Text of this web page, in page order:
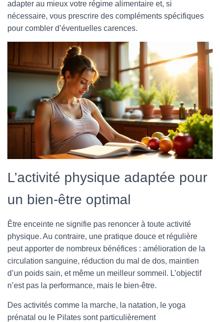
adapter au mieux votre régime alimentaire et, si
nécessaire, vous prescrire des compléments spécifiques
pour combler d’éventuelles carences.
L’activité physique adaptée pour
un bien-être optimal
Être enceinte ne signifie pas renoncer à toute activité
physique. Au contraire, une pratique douce et régulière
peut apporter de nombreux bénéfices : amélioration de la
circulation sanguine, réduction du mal de dos, maintien
d’un poids sain, et même un meilleur sommeil. L’objectif
n’est pas la performance, mais le bien-être.
Des activités comme la marche, la natation, le yoga
prénatal ou le Pilates sont particulièrement